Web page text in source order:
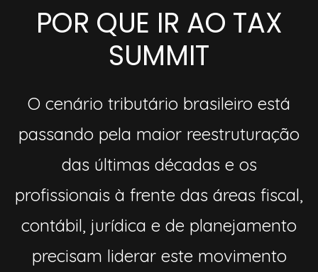
POR QUE IR AO TAX
SUMMIT
O cenário tributário brasileiro está
passando pela maior reestruturação
das últimas décadas e os
profissionais à frente das áreas fiscal,
contábil, jurídica e de planejamento
precisam liderar este movimento